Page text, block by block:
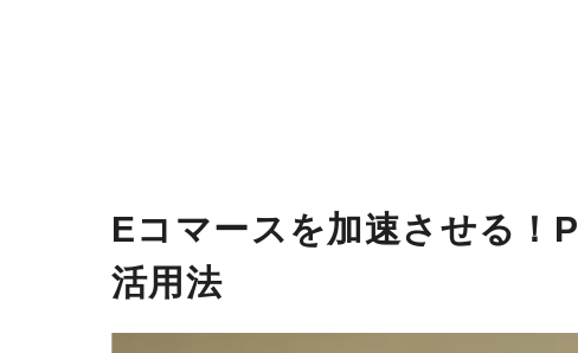
Eコマースを加速させる
活用法